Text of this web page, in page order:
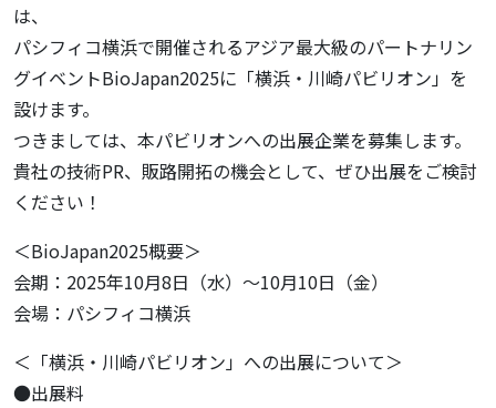
は、
パシフィコ横浜で開催されるアジア最大級のパートナリン
グイベントBioJapan2025に「横浜・川崎パビリオン」を
設けます。
つきましては、本パビリオンへの出展企業を募集します。
貴社の技術PR、販路開拓の機会として、ぜひ出展をご検討
ください！
＜BioJapan2025概要＞
会期：2025年10月8日（水）～10月10日（金）
会場：パシフィコ横浜
＜「横浜・川崎パビリオン」への出展について＞
●出展料